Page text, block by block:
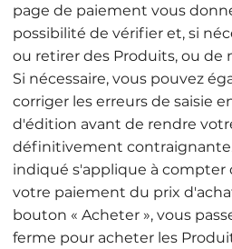
page de paiement vous
possibilité de vérifier et, si
ou retirer des Produits, ou de
Si nécessaire, vous pouvez
corriger les erreurs de saisie
d'édition avant de rendre
définitivement
indiqué s'applique à compter
votre paiement du prix
bouton « Acheter », vous
ferme pour acheter les